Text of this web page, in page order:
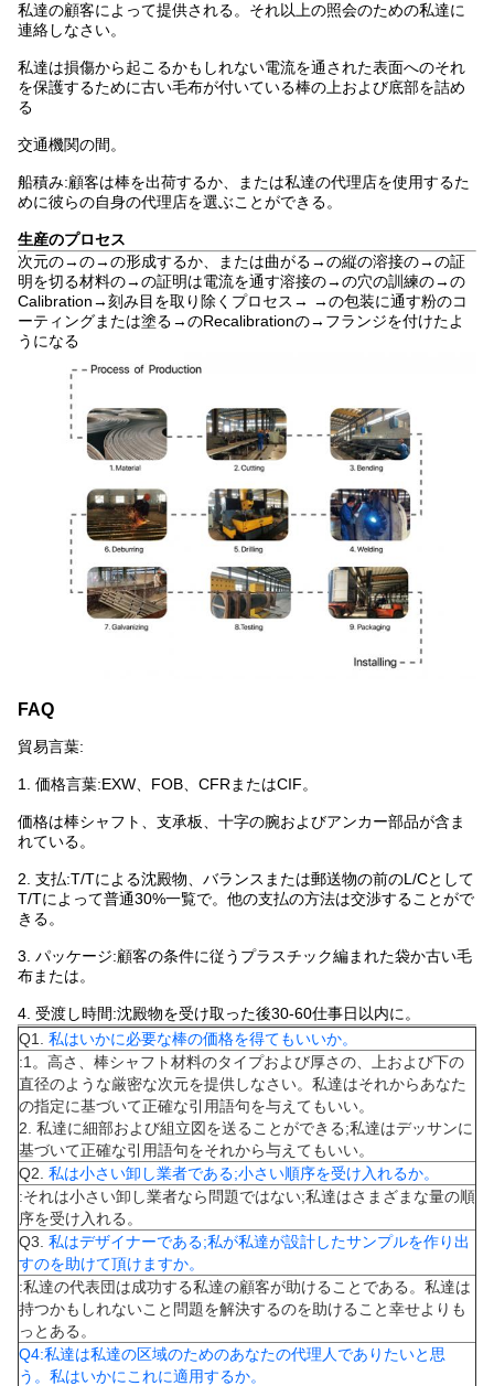
私達の顧客によって提供される。それ以上の照会のための私達に
連絡しなさい。
私達は損傷から起こるかもしれない電流を通された表面へのそれ
を保護するために古い毛布が付いている棒の上および底部を詰め
る
交通機関の間。
船積み:顧客は棒を出荷するか、または私達の代理店を使用するた
めに彼らの自身の代理店を選ぶことができる。
生産のプロセス
次元の→の→の形成するか、または曲がる→の縦の溶接の→の証
明を切る材料の→の証明は電流を通す溶接の→の穴の訓練の→の
Calibration→刻み目を取り除くプロセス→ →の包装に通す粉のコ
ーティングまたは塗る→のRecalibrationの→フランジを付けたよ
うになる
FAQ
貿易言葉:
1. 価格言葉:EXW、FOB、CFRまたはCIF。
価格は棒シャフト、支承板、十字の腕およびアンカー部品が含ま
れている。
2. 支払:T/Tによる沈殿物、バランスまたは郵送物の前のL/Cとして
T/Tによって普通30%一覧で。他の支払の方法は交渉することがで
きる。
3. パッケージ:顧客の条件に従うプラスチック編まれた袋か古い毛
布または。
4. 受渡し時間:沈殿物を受け取った後30-60仕事日以内に。
Q1. 私はいかに必要な棒の価格を得てもいいか。
:1。高さ、棒シャフト材料のタイプおよび厚さの、上および下の
直径のような厳密な次元を提供しなさい。私達はそれからあなた
の指定に基づいて正確な引用語句を与えてもいい。
2. 私達に細部および組立図を送ることができる;私達はデッサンに
基づいて正確な引用語句をそれから与えてもいい。
Q2. 私は小さい卸し業者である;小さい順序を受け入れるか。
:それは小さい卸し業者なら問題ではない;私達はさまざまな量の順
序を受け入れる。
Q3. 私はデザイナーである;私が私達が設計したサンプルを作り出
すのを助けて頂けますか。
:私達の代表団は成功する私達の顧客が助けることである。私達は
持つかもしれないこと問題を解決するのを助けること幸せよりも
っとある。
Q4:私達は私達の区域のためのあなたの代理人でありたいと思
う。私はいかにこれに適用するか。